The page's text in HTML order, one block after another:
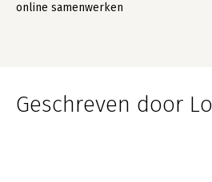
online samenwerken
Geschreven door